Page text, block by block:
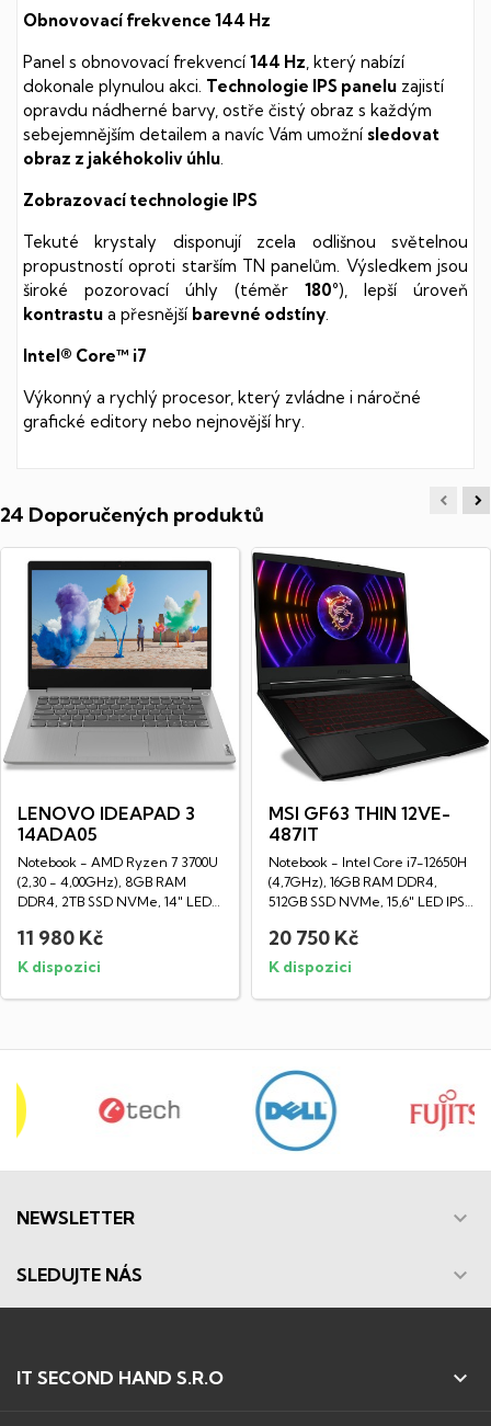
Obnovovací frekvence 144 Hz
Panel s obnovovací frekvencí 144 Hz , který nabízí
dokonale plynulou akci. Technologie IPS panelu zajistí
opravdu nádherné barvy, ostře čistý obraz s každým
sebejemnějším detailem a navíc Vám umožní sledovat
obraz z jakéhokoliv úhlu
Zobrazovací technologie IPS
Tekuté krystaly disponují zcela odlišnou světelnou
propustností oproti starším TN panelům. Výsledkem jsou
široké pozorovací úhly (téměr 180°), lepší úroveň
kontrastu a přesnější barevné odstíny
Intel® Core™ i7
Výkonný a rychlý procesor, který zvládne i náročné
grafické editory nebo nejnovější hry.
24 Doporučených produktů
LENOVO IDEAPAD 3
14ADA05
Notebook - AMD Ryzen 7 3700U
(2,30 - 4,00GHz), 8GB RAM
DDR4, 2TB SSD NVMe, 14" LED
11 980 Kč
K dispozici
MSI GF63 THIN 12VE-
487IT
Notebook - Intel Core i7-12650H
(4,7GHz), 16GB RAM DDR4,
512GB SSD NVMe, 15,6" LED IPS
20 750 Kč
K dispozici
NEWSLETTER 
SLEDUJTE NÁS 
IT SECOND HAND S.R.O 